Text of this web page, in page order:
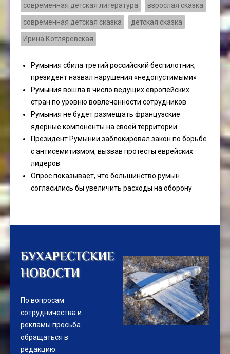
современная детская литература взрослая сказка
современная детская сказка детская сказка
Ирина Котляревская
Румыния сбила третий российский беспилотник,
президент назвал нарушения «недопустимыми»
Румыния вошла в число ведущих европейских
стран по уровню вовлеченности сотрудников
Румыния не будет размещать французские
ядерные компоненты на своей территории
Президент Румынии заблокировал закон по борьбе
с антисемитизмом, вызвав протесты еврейских
лидеров
Опрос показывает, что большинство румын
согласились бы увеличить расходы на оборону
БУХАРЕСТСКИЕ
НОВОСТИ
По вопросам
сотрудничества и
рекламы просьба
обращаться в
редакцию: